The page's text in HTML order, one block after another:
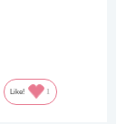
トなので圧迫感
っきり見えま
Like! 1